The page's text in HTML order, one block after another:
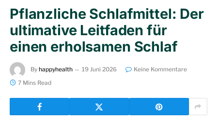
Pflanzliche Schlafmittel: Der
ultimative Leitfaden für
einen erholsamen Schlaf
By happyhealth 19 Juni 2026
Keine Kommentare
7 Mins Read